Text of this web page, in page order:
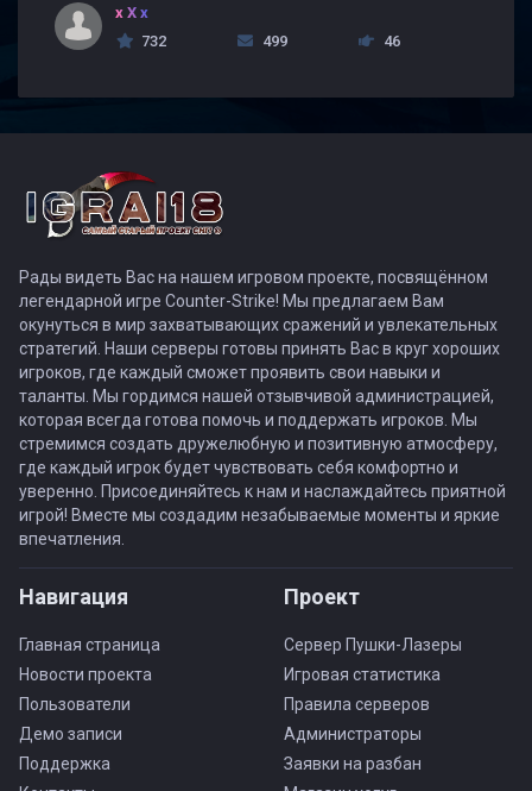
x X x
732
499 46
Рады видеть Вас на нашем игровом проекте, посвящённом
легендарной игре Counter-Strike! Мы предлагаем Вам
окунуться в мир захватывающих сражений и увлекательных
стратегий. Наши серверы готовы принять Вас в круг хороших
игроков, где каждый сможет проявить свои навыки и
таланты. Мы гордимся нашей отзывчивой администрацией,
которая всегда готова помочь и поддержать игроков. Мы
стремимся создать дружелюбную и позитивную атмосферу,
где каждый игрок будет чувствовать себя комфортно и
уверенно. Присоединяйтесь к нам и наслаждайтесь приятной
игрой! Вместе мы создадим незабываемые моменты и яркие
впечатления.
Навигация
Главная страница
Новости проекта
Пользователи
Демо записи
Поддержка
Проект
Сервер Пушки-Лазеры
Игровая статистика
Правила серверов
Администраторы
Заявки на разбан